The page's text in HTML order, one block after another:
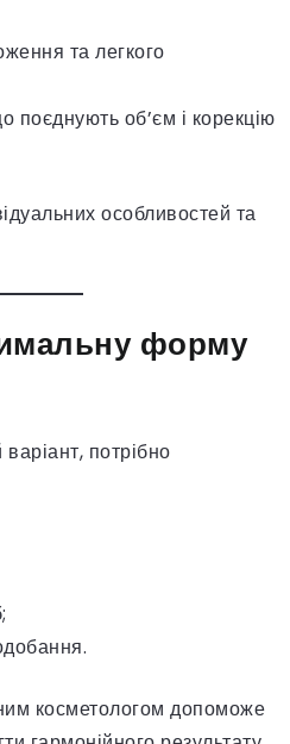
та легкого
поєднують об’єм і корекцію
особливостей та
форму
потрібно
косметологом допоможе